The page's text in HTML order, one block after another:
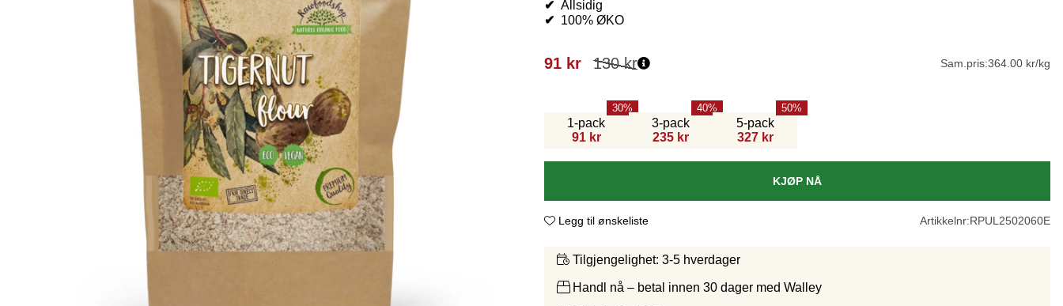
✔ Allsidig
✔ 100% ØKO
130kr
91 kr Sam.pris:364.00 kr/kg
1-pack
91 kr
30
3-pack
235 kr
40
5-pack
327 kr
50
KJØP NÅ
Legg til ønskeliste Artikkelnr:RPUL2502060E
Tilgjengelighet: 3-5 hverdager
Handl nå – betal innen 30 dager med Walley